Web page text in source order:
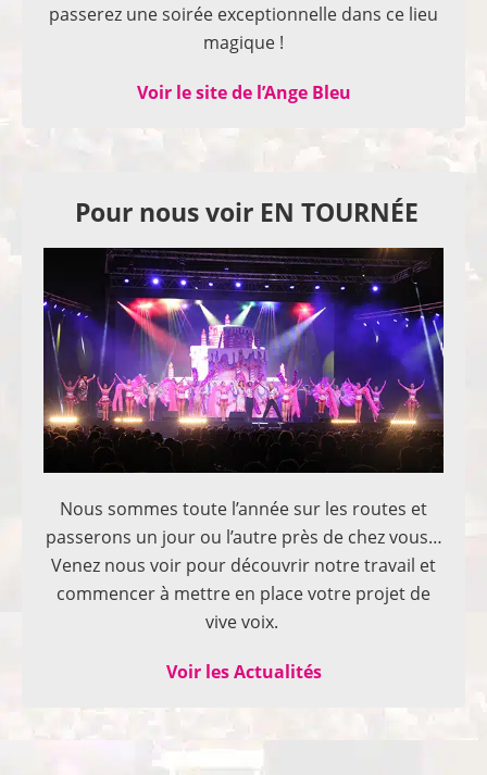
passerez une soirée exceptionnelle dans ce lieu
magique !
Voir le site de l’Ange Bleu
Pour nous voir EN TOURNÉE
Nous sommes toute l’année sur les routes et
passerons un jour ou l’autre près de chez vous…
Venez nous voir pour découvrir notre travail et
commencer à mettre en place votre projet de
vive voix.
Voir les Actualités